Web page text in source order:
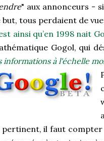
" aux annonceurs -
but, tous perdaient de
ainsi qu’en 1998 nait
Gogol, qui
informations à l'échelle
il faut compter